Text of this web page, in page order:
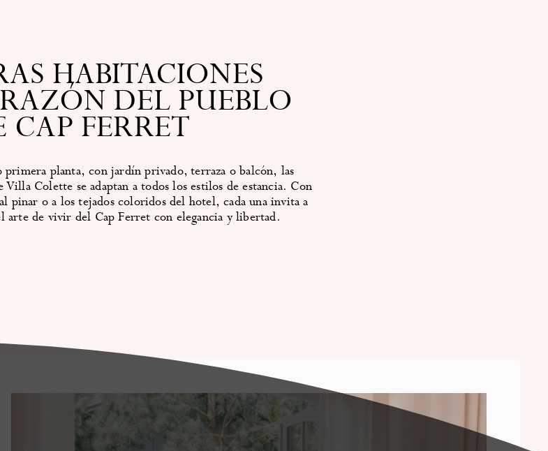
HABITACIONES
DEL PUEBLO
CAP FERRET
Villa Colette se adaptan a todos los estilos de estancia. Con
pinar o a los tejados coloridos del hotel, cada una invita a
arte de vivir del Cap Ferret con elegancia y libertad.